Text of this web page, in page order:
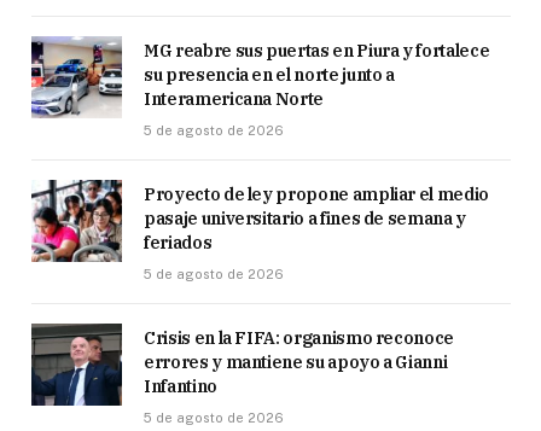
MG reabre sus puertas en Piura y fortalece
su presencia en el norte junto a
Interamericana Norte
5 de agosto de 2026
Proyecto de ley propone ampliar el medio
pasaje universitario a fines de semana y
feriados
5 de agosto de 2026
Crisis en la FIFA: organismo reconoce
errores y mantiene su apoyo a Gianni
Infantino
5 de agosto de 2026